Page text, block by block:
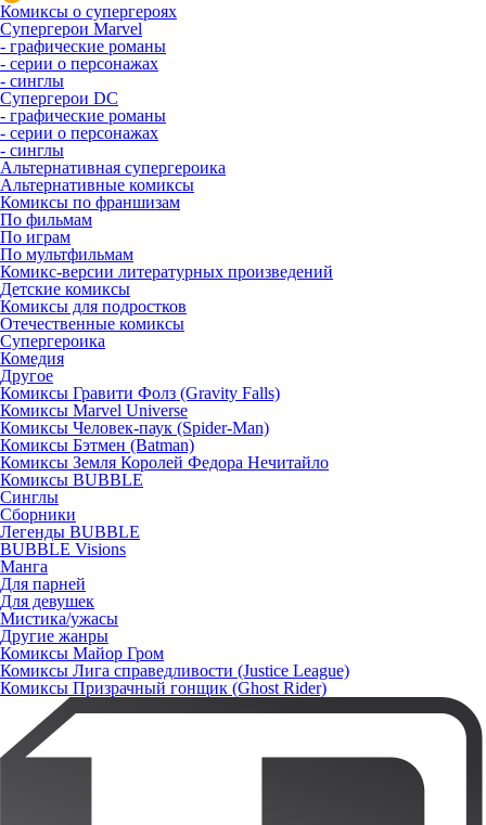
Комиксы о супергероях
Супергерои Marvel
- графические романы
- серии о персонажах
- синглы
Супергерои DC
- графические романы
- серии о персонажах
- синглы
Альтернативная супергероика
Альтернативные комиксы
Комиксы по франшизам
По фильмам
По играм
По мультфильмам
Комикс-версии литературных произведений
Детские комиксы
Комиксы для подростков
Отечественные комиксы
Супергероика
Комедия
Другое
Комиксы Гравити Фолз (Gravity Falls)
Комиксы Marvel Universe
Комиксы Человек-паук (Spider-Man)
Комиксы Бэтмен (Batman)
Комиксы Земля Королей Федора Нечитайло
Комиксы BUBBLE
Синглы
Сборники
Легенды BUBBLE
BUBBLE Visions
Манга
Для парней
Для девушек
Мистика/ужасы
Другие жанры
Комиксы Майор Гром
Комиксы Лига справедливости (Justice League)
Комиксы Призрачный гонщик (Ghost Rider)